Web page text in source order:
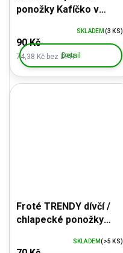
ponožky Kafíčko v
74,38 Kč bez DPH
90 Kč
SKLADEM (3 KS)
Detail
Froté TRENDY dívčí /
chlapecké ponožky
SKLADEM(>5 KS)